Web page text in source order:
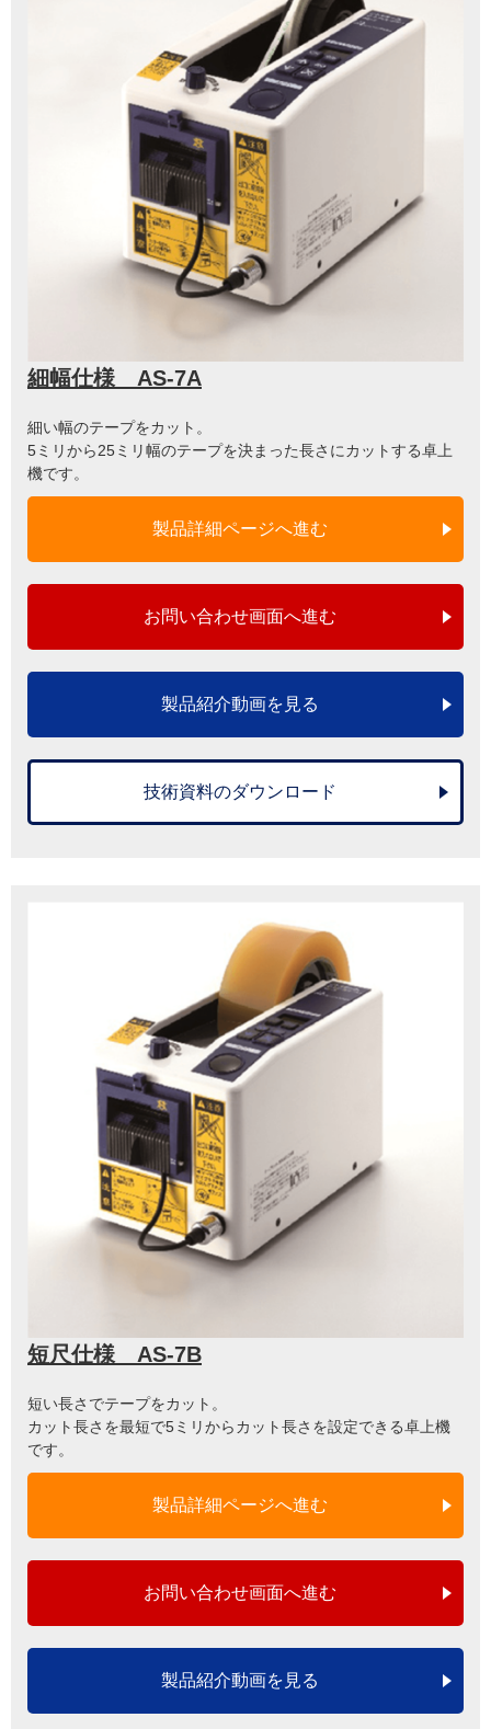
細幅仕様 AS-7A
細い幅のテープをカット。
5ミリから25ミリ幅のテープを決まった長さにカットする卓上
機です。
製品詳細ページへ進む
お問い合わせ画面へ進む
製品紹介動画を見る
技術資料のダウンロード
短尺仕様 AS-7B
短い長さでテープをカット。
カット長さを最短で5ミリからカット長さを設定できる卓上機
です。
製品詳細ページへ進む
お問い合わせ画面へ進む
製品紹介動画を見る